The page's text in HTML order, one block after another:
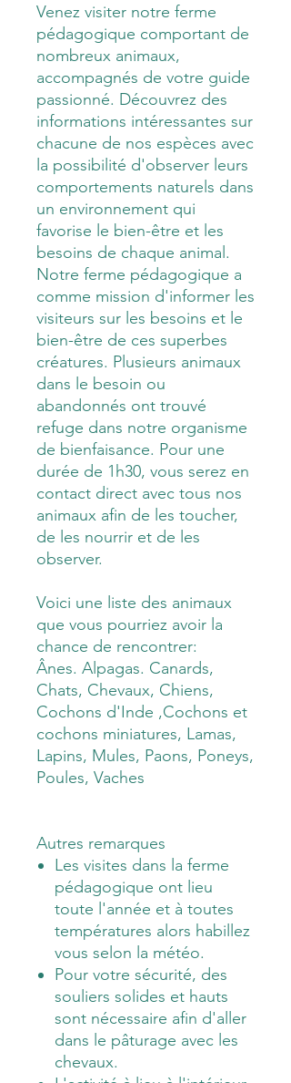
Venez visiter notre ferme
pédagogique comportant de
nombreux animaux,
accompagnés de votre guide
passionné. Découvrez des
informations intéressantes sur
chacune de nos espèces avec
la possibilité d'observer leurs
comportements naturels dans
un environnement qui
favorise le bien-être et les
besoins de chaque animal.
Notre ferme pédagogique a
comme mission d'informer les
visiteurs sur les besoins et le
bien-être de ces superbes
créatures. Plusieurs animaux
dans le besoin ou
abandonnés ont trouvé
refuge dans notre organisme
de bienfaisance. Pour une
durée de 1h30, vous serez en
contact direct avec tous nos
animaux afin de les toucher,
de les nourrir et de les
observer.
Voici une liste des animaux
que vous pourriez avoir la
chance de rencontrer:
Ânes. Alpagas. Canards,
Chats, Chevaux, Chiens,
Cochons d'Inde ,Cochons et
cochons miniatures, Lamas,
Lapins, Mules, Paons, Poneys,
Poules, Vaches
Autres remarques
Les visites dans la ferme
pédagogique ont lieu
toute l'année et à toutes
températures alors habillez
vous selon la météo.
Pour votre sécurité, des
souliers solides et hauts
sont nécessaire afin d'aller
dans le pâturage avec les
chevaux.